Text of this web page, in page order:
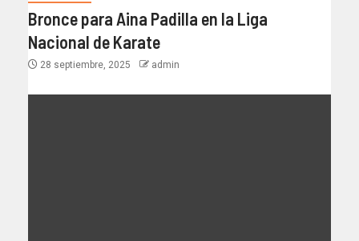
Bronce para Aina Padilla en la Liga
Nacional de Karate
28 septiembre, 2025 admin